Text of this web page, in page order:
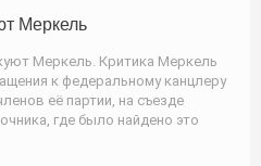
Меркель
Меркель. Критика Меркель
к федеральному канцлеру
её партии, на съезде
где было найдено это